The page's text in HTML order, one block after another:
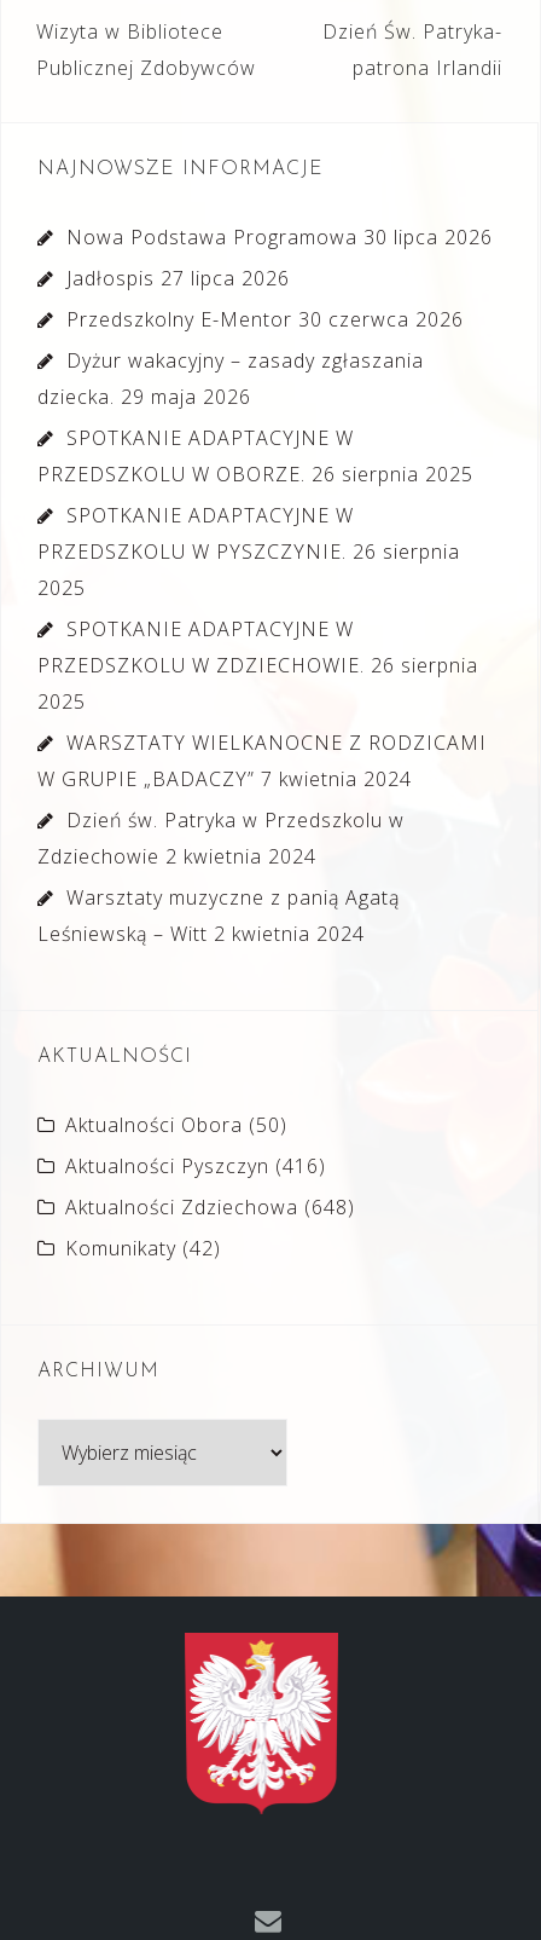
Nawigacja
wpisu
Wizyta w Bibliotece
Publicznej Zdobywców
Dzień Św. Patryka-
patrona Irlandii
NAJNOWSZE INFORMACJE
Nowa Podstawa Programowa 30 lipca 2026
Jadłospis 27 lipca 2026
Przedszkolny E-Mentor 30 czerwca 2026
Dyżur wakacyjny – zasady zgłaszania
dziecka. 29 maja 2026
SPOTKANIE ADAPTACYJNE W
PRZEDSZKOLU W OBORZE. 26 sierpnia 2025
SPOTKANIE ADAPTACYJNE W
PRZEDSZKOLU W PYSZCZYNIE. 26 sierpnia
2025
SPOTKANIE ADAPTACYJNE W
PRZEDSZKOLU W ZDZIECHOWIE. 26 sierpnia
2025
WARSZTATY WIELKANOCNE Z RODZICAMI
W GRUPIE „BADACZY” 7 kwietnia 2024
Dzień św. Patryka w Przedszkolu w
Zdziechowie 2 kwietnia 2024
Warsztaty muzyczne z panią Agatą
Leśniewską – Witt 2 kwietnia 2024
AKTUALNOŚCI
Aktualności Obora (50)
Aktualności Pyszczyn (416)
Aktualności Zdziechowa (648)
Komunikaty (42)
ARCHIWUM